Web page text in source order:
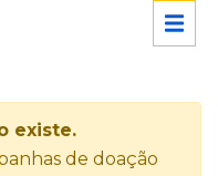
existe.
de doação